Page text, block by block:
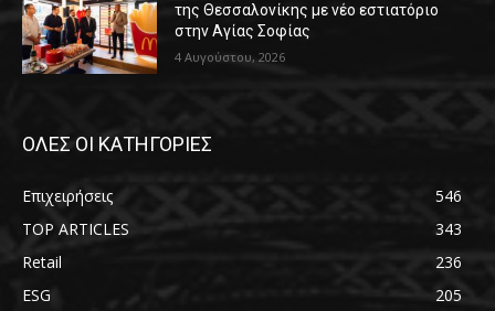
της Θεσσαλονίκης με νέο εστιατόριο
στην Αγίας Σοφίας
4 Αυγούστου, 2026
ΟΛΕΣ ΟΙ ΚΑΤΗΓΟΡΙΕΣ
Επιχειρήσεις
546
TOP ARTICLES
343
Retail
236
ESG
205